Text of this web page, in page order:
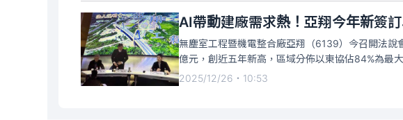
AI帶動建廠需求熱！亞翔今年新簽
無塵室工程暨機電整合廠亞翔（6139）今召開法說
億元，創近五年新高，區域分佈以東協佔84%為最
單幾乎皆來自半導體，公共工程（如捷運、機場）
2025/12/26・10:53